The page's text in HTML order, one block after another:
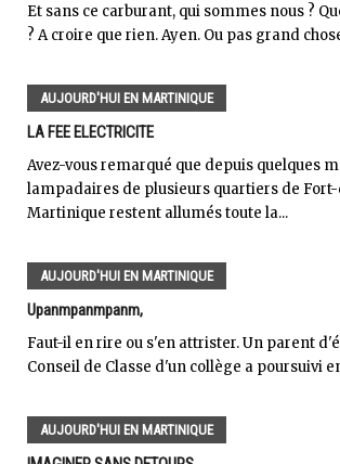
Et sans ce carburant, qui sommes nous ?
? A croire que rien. Ayen. Ou pas grand
AUJOURD'HUI EN MARTINIQUE
LA FEE ELECTRICITE
Avez-vous remarqué que depuis quelques
lampadaires de plusieurs quartiers de
Martinique restent allumés toute la...
AUJOURD'HUI EN MARTINIQUE
Upanmpanmpanm,
Faut-il en rire ou s'en attrister. Un parent
Conseil de Classe d'un collège a poursuivi
AUJOURD'HUI EN MARTINIQUE